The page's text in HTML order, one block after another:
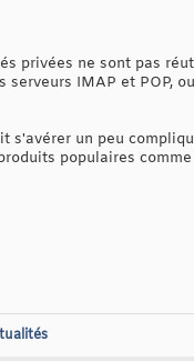
privées ne sont pas
serveurs IMAP et POP,
s'avérer un peu
populaires comme